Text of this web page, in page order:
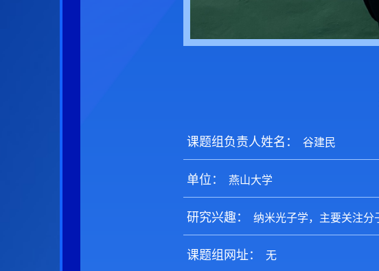
课题组负责人姓名：
单位：
研究兴趣：
课题组网址：